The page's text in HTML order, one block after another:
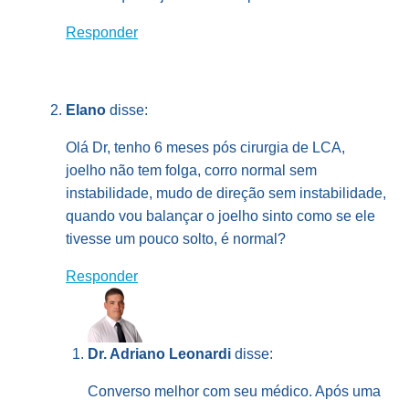
Responder
Elano disse:
Olá Dr, tenho 6 meses pós cirurgia de LCA,
joelho não tem folga, corro normal sem
instabilidade, mudo de direção sem instabilidade,
quando vou balançar o joelho sinto como se ele
tivesse um pouco solto, é normal?
Responder
Dr. Adriano Leonardi disse:
Converso melhor com seu médico. Após uma